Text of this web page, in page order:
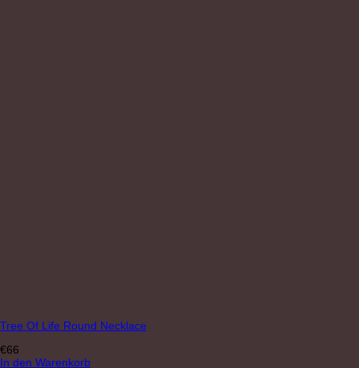
Tree Of Life Round Necklace
€66
In den Warenkorb